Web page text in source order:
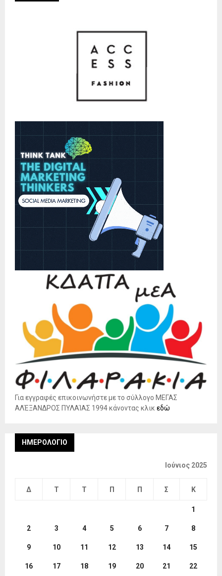
Για εγγραφές επικοινωνήστε με το σύλλογο ΜΕΓΑΣ
ΑΛΈΞΑΝΔΡΟΣ ΠΥΛΑΊΑΣ 1994 κάνοντας κλικ εδώ
ΗΜΕΡΟΛΌΓΙΟ
Ιούνιος 2025
Δ Τ Τ Π Π Σ Κ
1
2 3 4 5 6 7 8
9 10 11 12 13 14 15
16 17 18 19 20 21 22